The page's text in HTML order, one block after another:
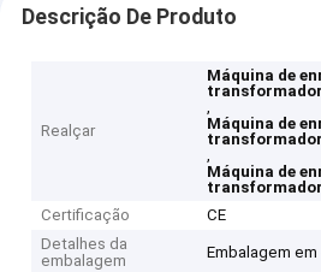
Descrição De Produto
Realçar
Máquina de
,
Máquina de
transformador
,
Máquina de
Certificação
CE
Detalhes da
embalagem
Embalagem